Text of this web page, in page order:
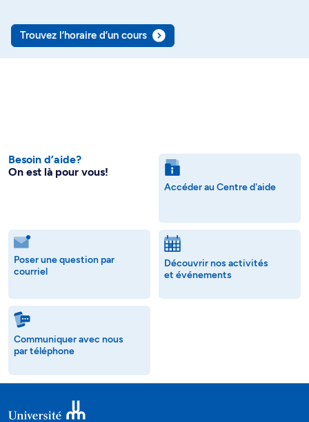
Trouvez l’horaire d’un cours
Besoin d’aide?
On est là pour vous!
Accéder au Centre d'aide
Poser une question par
courriel
Découvrir nos activités
et événements
Communiquer avec nous
par téléphone